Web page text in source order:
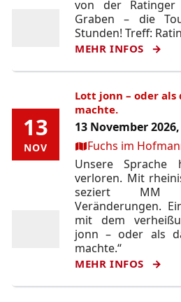
von der Ratinger
Graben – die
Stunden! Treff:
MEHR INFOS
13
NOV
13
NOV
Lott jonn – oder als
machte.
13 November
Ort:Fuchs im
Unsere Sprache
verloren. Mit
seziert MM
Veränderungen.
mit dem
jonn – oder als
machte.“
MEHR INFOS